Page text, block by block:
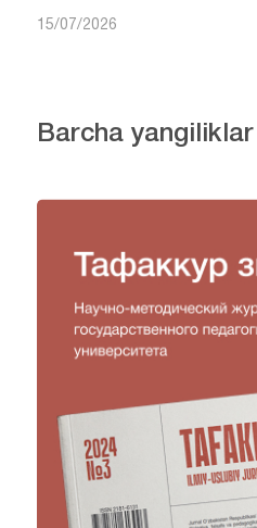
15/07/2026
Barcha yangiliklar